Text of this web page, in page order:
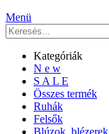
Menü
Kategóriák
N e w
S A L E
Összes termék
Ruhák
Felsők
Blúzok, blézerek